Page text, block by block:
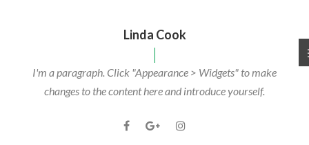
Linda Cook
I'm a paragraph. Click "Appearance > Widgets" to make
changes to the content here and introduce yourself.